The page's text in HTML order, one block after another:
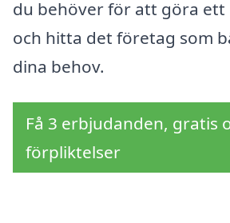
du behöver för att göra
och hitta det företag som
dina behov.
Få 3 erbjudanden, gratis
förpliktelser